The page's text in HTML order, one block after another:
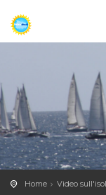
Home Video